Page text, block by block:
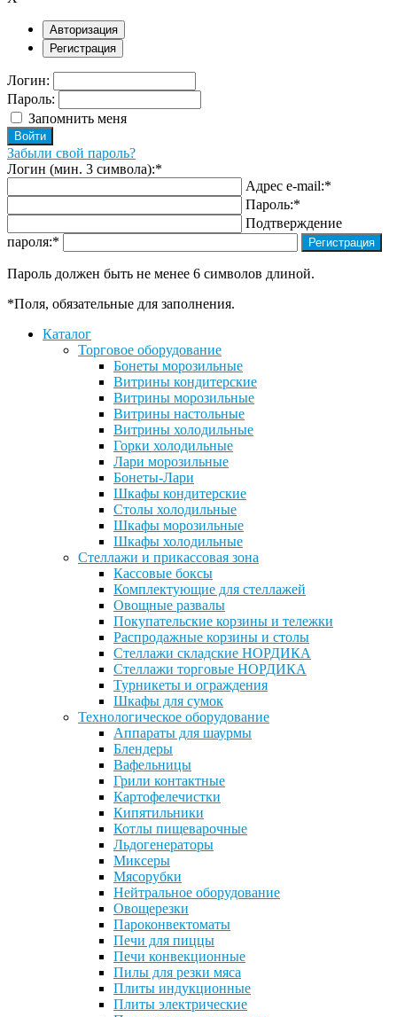
Авторизация
Регистрация
Логин:
Пароль:
Запомнить меня
Забыли свой пароль?
Логин (мин. 3 символа):*
Адрес e-mail:*
Пароль:*
Подтверждение
пароля:*
Пароль должен быть не менее 6 символов длиной.
*Поля, обязательные для заполнения.
Каталог
Торговое оборудование
Бонеты морозильные
Витрины кондитерские
Витрины морозильные
Витрины настольные
Витрины холодильные
Горки холодильные
Лари морозильные
Бонеты-Лари
Шкафы кондитерские
Столы холодильные
Шкафы морозильные
Шкафы холодильные
Стеллажи и прикассовая зона
Кассовые боксы
Комплектующие для стеллажей
Овощные развалы
Покупательские корзины и тележки
Распродажные корзины и столы
Стеллажи складские НОРДИКА
Стеллажи торговые НОРДИКА
Турникеты и ограждения
Шкафы для сумок
Технологическое оборудование
Аппараты для шаурмы
Блендеры
Вафельницы
Грили контактные
Картофелечистки
Кипятильники
Котлы пищеварочные
Льдогенераторы
Миксеры
Мясорубки
Нейтральное оборудование
Овощерезки
Пароконвектоматы
Печи для пиццы
Печи конвекционные
Пилы для резки мяса
Плиты индукционные
Плиты электрические